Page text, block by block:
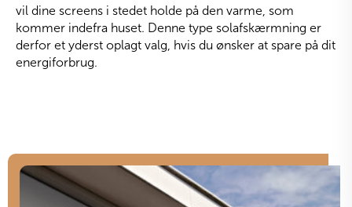
vil dine screens i stedet holde på den varme, som
kommer indefra huset. Denne type solafskærmning er
derfor et yderst oplagt valg, hvis du ønsker at spare på dit
energiforbrug.